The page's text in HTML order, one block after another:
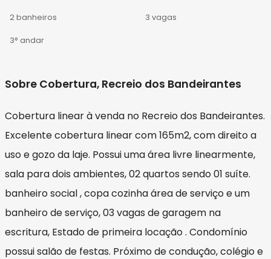
2 banheiros 3 vagas
3° andar
Sobre Cobertura, Recreio dos Bandeirantes
Cobertura linear à venda no Recreio dos Bandeirantes.
Excelente cobertura linear com 165m2, com direito a
uso e gozo da laje. Possui uma área livre linearmente,
sala para dois ambientes, 02 quartos sendo 01 suíte.
banheiro social , copa cozinha área de serviço e um
banheiro de serviço, 03 vagas de garagem na
escritura, Estado de primeira locação . Condomínio
possui salão de festas. Próximo de condução, colégio e